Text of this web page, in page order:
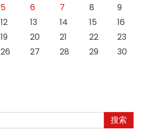
5 6 7 8
9
12 13 14 15
16
19 20 21 22
23
26 27 28 29
30